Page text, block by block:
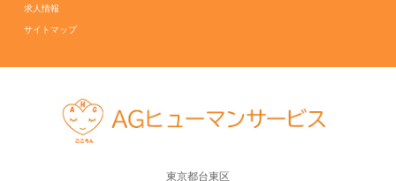
求人情報
サイトマップ
東京都台東区